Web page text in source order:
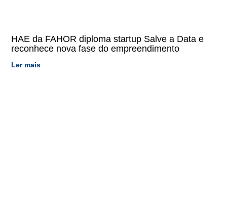
HAE da FAHOR diploma startup Salve a Data e
reconhece nova fase do empreendimento
Ler mais